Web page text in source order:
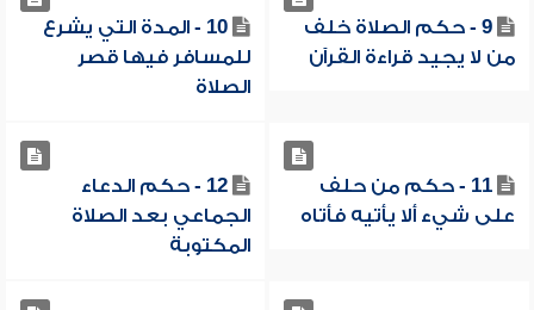
9 - حكم الصلاة خلف
من لا يجيد قراءة القرآن
10 - المدة التي يشرع
للمسافر فيها قصر
الصلاة
11 - حكم من حلف
على شيء ألا يأتيه فأتاه
12 - حكم الدعاء
الجماعي بعد الصلاة
المكتوبة